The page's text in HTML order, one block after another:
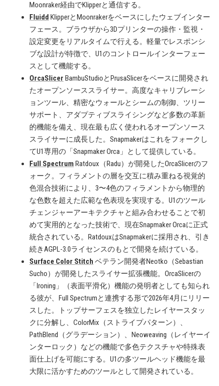
Moonraker経由でKlipperと通信する。
Fluidd KlipperとMoonrakerをベースにしたウェブインター
フェース。ブラウザから3Dプリンターの操作・監視・
設定変更をリアルタイムで行える。軽量でレスポンシ
ブな設計が特徴で、U1のコントロールインターフェー
スとして機能する。
OrcaSlicer BambuStudioとPrusaSlicerをベースに開発され
たオープンソーススライサー。高度なキャリブレーシ
ョンツール、精密なウォールとシームの制御、ツリー
サポート、アダプティブスライシングなど多数の革新
的機能を備え、現在最も広く使われるオープンソース
スライサーに成長した。Snapmakerはこれをフォークし
てU1専用の「Snapmaker Orca」として提供している。
Full Spectrum Ratdoux（Radu）が開発したOrcaSlicerのフ
ォーク。フィラメントの層を交互に積み重ねる視覚的
色混合技術により、3〜4色のフィラメントから物理的
な色数を超えた広範な色表現を実現する。U1のツール
チェンジャーアーキテクチャと組み合わせることで初
めて実用的となった技術で、現在Snapmaker Orcaに正式
統合されている。RatdouxはSnapmakerに採用され、引き
続きAGPL-3.0ライセンスのもとで開発を続けている。
Surface Color Stitch ベテラン開発者Neotko（Sebastian
Sucho）が開発したスライサー拡張機能。OrcaSlicerの
「Ironing」（表面平滑化）機能の発明者としても知られ
る彼が、Full Spectrumと連携する形で2026年4月にリリー
スした。トップサーフェスを独立したレイヤースタッ
クに分解し、ColorMix（ストライプパターン）、
PathBlend（グラデーション）、Neoweaving（レイヤーイ
ンターロック）などの機能で多色テクスチャや特殊表
面仕上げを可能にする。U1の多ツールヘッド機能を最
大限に活かすためのツールとして開発されている。